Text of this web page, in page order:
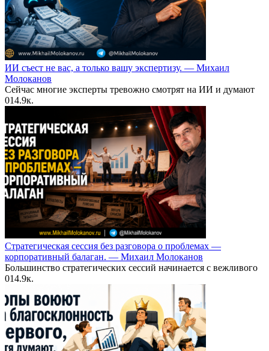
ИИ съест не вас, а только вашу экспертизу. — Михаил
Молоканов
Сейчас многие эксперты тревожно смотрят на ИИ и думают
014.9к.
Стратегическая сессия без разговора о проблемах —
корпоративный балаган. — Михаил Молоканов
Большинство стратегических сессий начинается с вежливого
014.9к.